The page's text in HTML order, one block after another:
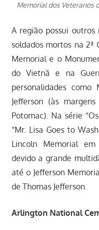
Memorial dos Veteranos
A região possui outros
soldados mortos na 2ª
Memorial e o
do Vietnã e na
personalidades
Jefferson (às
Potomac). Na série
“Mr. Lisa Goes to
Lincoln Memorial
devido a grande
até o Jefferson
de Thomas Jefferson.
Arlington National